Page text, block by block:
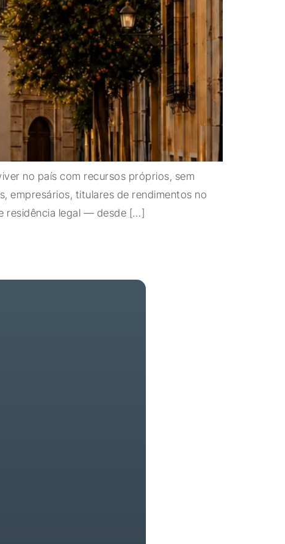
no país com recursos próprios, sem
empresários, titulares de rendimentos no
residência legal — desde […]